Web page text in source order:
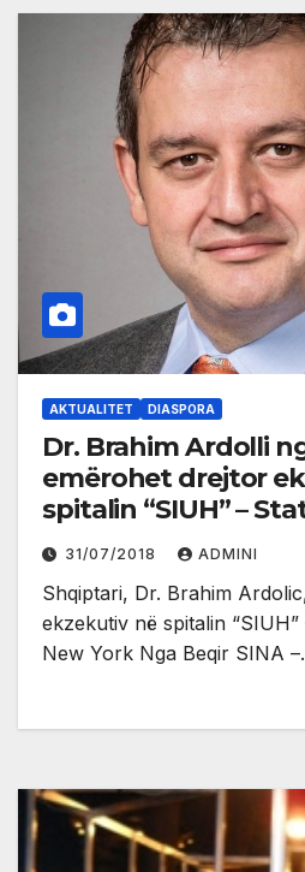
AKTUALITET DIASPORA
Dr. Brahim Ardolli
emërohet drejtor
spitalin “SIUH” –
New York
31/07/2018 ADMINI
Shqiptari, Dr. Brahim
ekzekutiv në spitalin
New York Nga Beqir SINA